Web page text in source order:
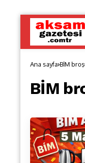
Ana sayfa BİM
BİM